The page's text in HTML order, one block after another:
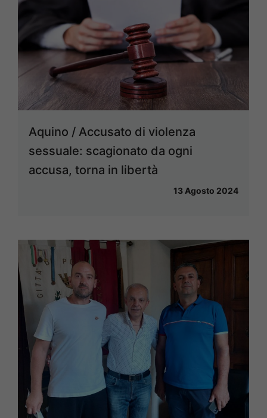
Aquino / Accusato di violenza
sessuale: scagionato da ogni
accusa, torna in libertà
13 Agosto 2024